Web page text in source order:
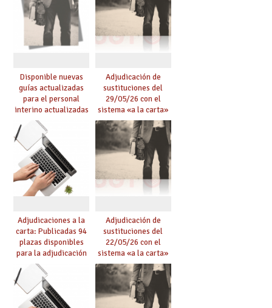
Disponible nuevas
guías actualizadas
para el personal
interino actualizadas
para el curso 26/27
Adjudicación de
sustituciones del
29/05/26 con el
sistema «a la carta»
conseguido con el
Acuerdo de Mejoras
Adjudicaciones a la
carta: Publicadas 94
plazas disponibles
para la adjudicación
de mañana y abierto
plazo de solicitudes
Adjudicación de
sustituciones del
22/05/26 con el
sistema «a la carta»
conseguido con el
Acuerdo de Mejoras